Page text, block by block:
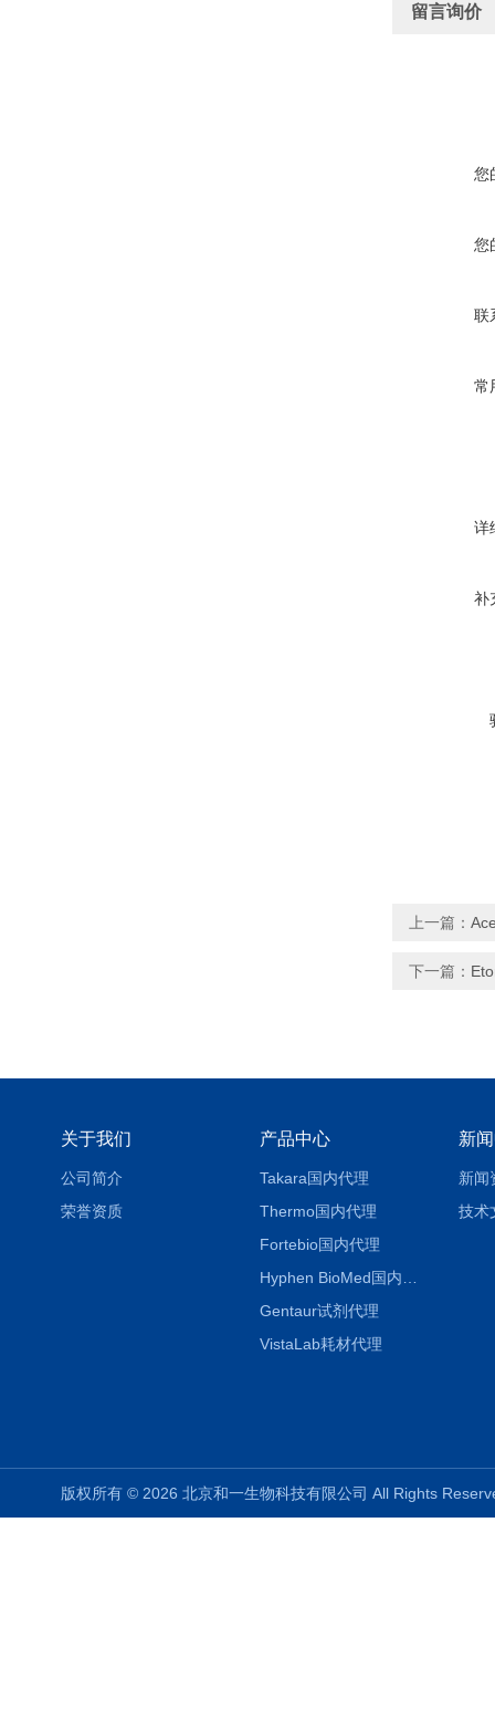
留言询价
您
您
联
常
详
补
上一篇：
下一篇：
关于我们
公司简介
荣誉资质
产品中心
Takara国内代理
Thermo国内代理
Fortebio国内代理
Gentaur试剂代理
VistaLab耗材代理
新
新闻
技术
版权所有 © 2026 北京和一生物科技有限公司 All Rights